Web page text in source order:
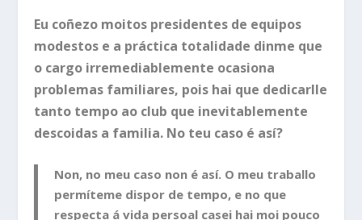
Eu coñezo moitos presidentes de equipos
modestos e a práctica totalidade dinme que
o cargo irremediablemente ocasiona
problemas familiares, pois hai que dedicarlle
tanto tempo ao club que inevitablemente
descoidas a familia. No teu caso é así?
Non, no meu caso non é así. O meu traballo
permíteme dispor de tempo, e no que
respecta á vida persoal casei hai moi pouco